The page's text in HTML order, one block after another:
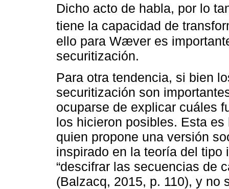
Dicho acto de habla, por lo
tiene la capacidad de
ello para Wæver es
securitización.
Para otra tendencia, si bien
securitización son
ocuparse de explicar cuáles
los hicieron posibles. Esta
quien propone una versión
inspirado en la teoría del tipo
“descifrar las secuencias de
(Balzacq, 2015, p. 110), y no